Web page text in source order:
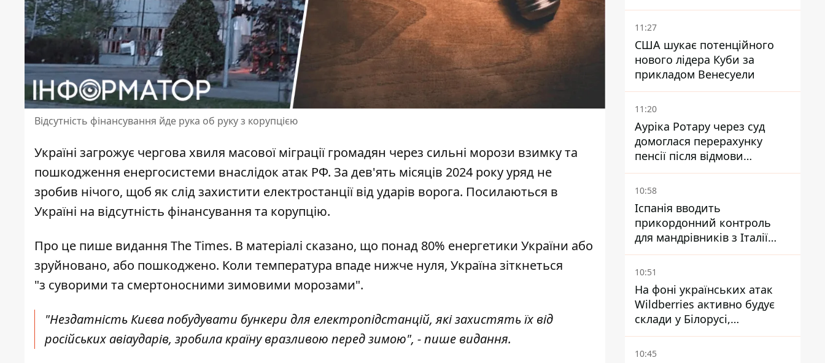
Відсутність фінансування йде рука об руку з корупцією
Україні загрожує чергова хвиля масової міграції громадян через сильні морози взимку та
пошкодження енергосистеми внаслідок атак РФ. За дев'ять місяців 2024 року уряд не
зробив нічого, щоб як слід захистити електростанції від ударів ворога. Посилаються в
Україні на відсутність фінансування та корупцію.
Про це пише видання The Times. В матеріалі сказано, що понад 80% енергетики України або
зруйновано, або пошкоджено. Коли температура впаде нижче нуля, Україна зіткнеться
"з суворими та смертоносними зимовими морозами".
"Нездатність Києва побудувати бункери для електропідстанцій, які захистять їх від
російських авіаударів, зробила країну вразливою перед зимою", - пише видання.
вже понад 90 років
11:27
США шукає потенційного
нового лідера Куби за
прикладом Венесуели
11:20
Ауріка Ротару через суд
домоглася перерахунку
пенсії після відмови
Пенсійного фонду
10:58
Іспанія вводить
прикордонний контроль
для мандрівників з Італії
через міграційний конфлікт
10:51
На фоні українських атак
Wildberries активно будує
склади у Білорусі,
Казахстані, Узбекистані
10:45